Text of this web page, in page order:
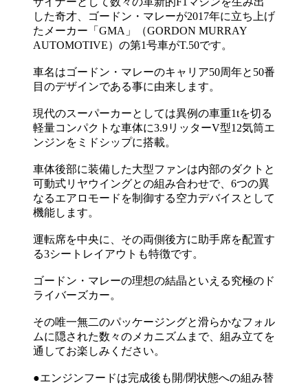
した奇才、ゴードン・マレーが2017年に立ち上げ
たメーカー「GMA」（GORDON MURRAY
AUTOMOTIVE）の第1号車がT.50です。
車名はゴードン・マレーのキャリア50周年と50番
目のデザインである事に由来します。
現代のスーパーカーとしては異例の車重1tを切る
軽量コンパクトな車体に3.9リッターV型12気筒エ
ンジンをミドシップに搭載。
車体後部に装備した大型ファンは内部のダクトと
可動式リヤウイングとの組み合わせで、6つの異
なるエアロモードを制御する空力デバイスとして
機能します。
運転席を中央に、その両側後方に助手席を配置す
る3シートレイアウトも特徴です。
ゴードン・マレーの理想の結晶といえる究極のド
ライバーズカー。
その唯一無二のパッケージングと滑らかなフォル
ムに隠された数々のメカニズムまで、組み立てを
通してお楽しみください。
●エンジンフードは完成後も開/閉状態への組み替